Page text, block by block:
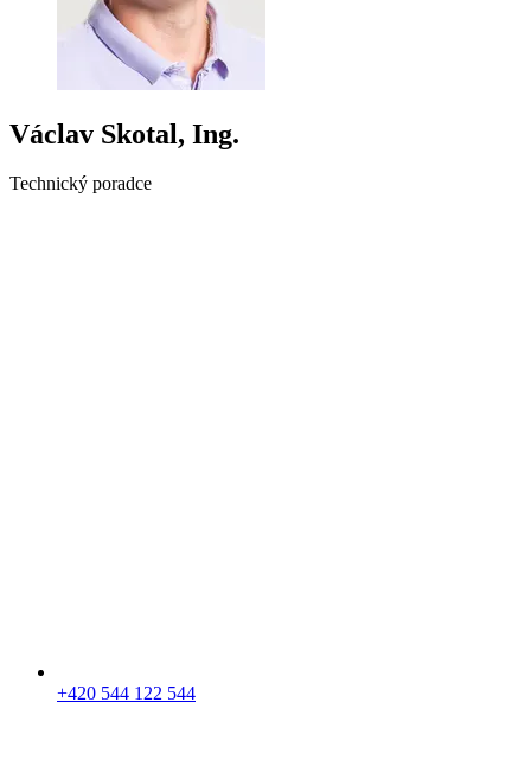
Václav Skotal, Ing.
Technický poradce
+420 544 122 544